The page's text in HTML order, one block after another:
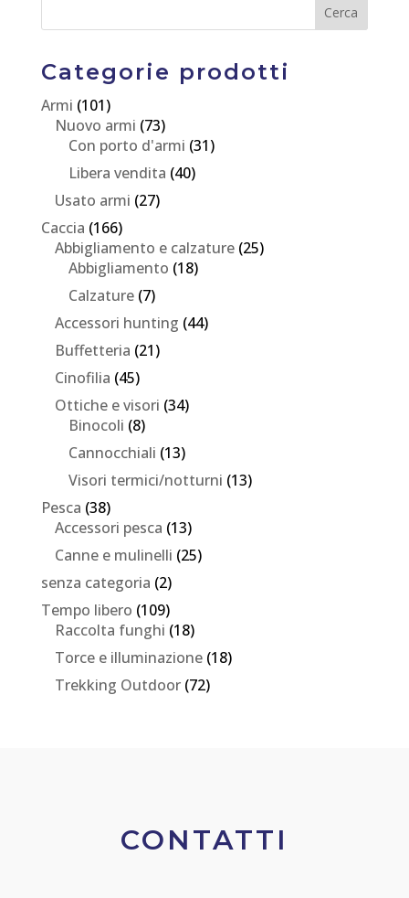
Categorie prodotti
Armi (101)
Nuovo armi (73)
Con porto d'armi (31)
Libera vendita (40)
Usato armi (27)
Caccia (166)
Abbigliamento e calzature (25)
Abbigliamento (18)
Calzature (7)
Accessori hunting (44)
Buffetteria (21)
Cinofilia (45)
Ottiche e visori (34)
Binocoli (8)
Cannocchiali (13)
Visori termici/notturni (13)
Pesca (38)
Accessori pesca (13)
Canne e mulinelli (25)
senza categoria (2)
Tempo libero (109)
Raccolta funghi (18)
Torce e illuminazione (18)
Trekking Outdoor (72)
CONTATTI